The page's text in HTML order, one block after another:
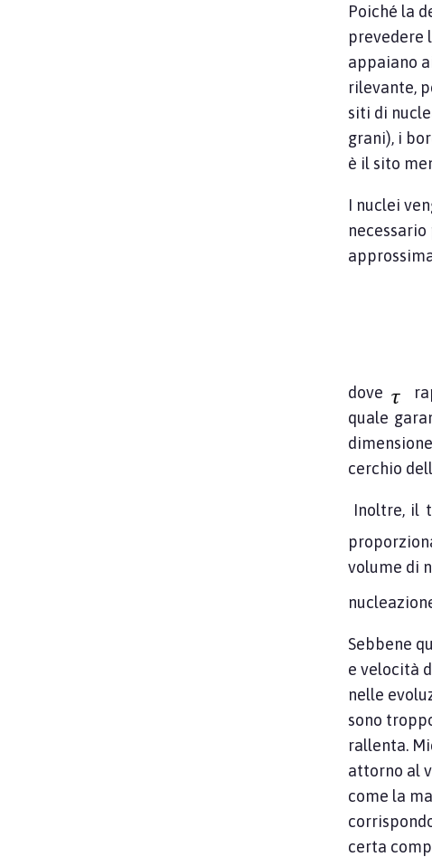
Poiché la
prevedere
appaiano
rilevante,
siti di
grani), i
è il sito
I nuclei
dove
quale
cerchio
Inoltre, il
volume di
Sebbene
e velocità
nelle
sono
rallenta.
attorno al
come la
certa